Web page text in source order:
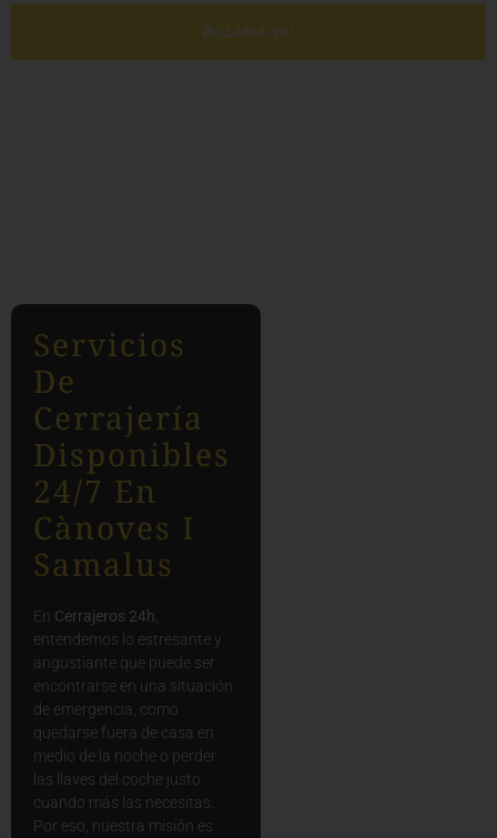
¡LLAMA YA!
Servicios
De
Cerrajería
Disponibles
24/7 En
Cànoves I
Samalus
En Cerrajeros 24h
entendemos lo estresante y
angustiante que puede ser
encontrarse en una situación
de emergencia, como
quedarse fuera de casa en
medio de la noche o perder
las llaves del coche justo
cuando más las necesitas.
Por eso, nuestra misión es